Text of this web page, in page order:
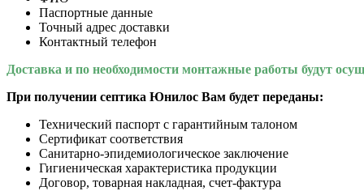
Паспортные данные
Точный адрес доставки
Контактный телефон
Доставка и по необходимости монтажные работы будут
При получении септика Юнилос Вам будет переданы:
Технический паспорт с гарантийным талоном
Сертификат соответствия
Санитарно-эпидемиологическое заключение
Гигиеническая характеристика продукции
Договор, товарная накладная, счет-фактура